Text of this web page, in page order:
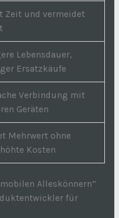
Zeit und vermeidet
Lebensdauer,
Ersatzkäufe
Verbindung mit
Geräten
Mehrwert ohne
Kosten
Alleskönnern“
für